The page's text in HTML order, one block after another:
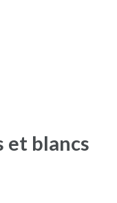
et blancs